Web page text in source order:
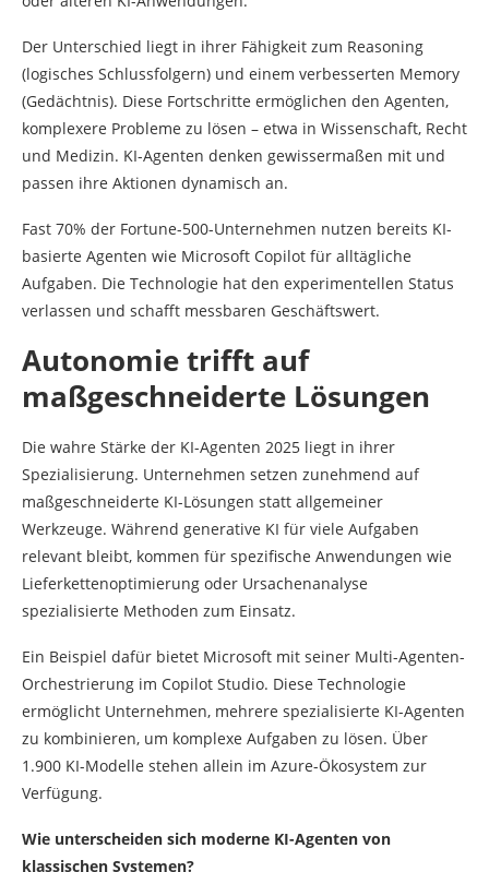
Der Unterschied liegt in ihrer Fähigkeit zum Reasoning
(logisches Schlussfolgern) und einem verbesserten Memory
(Gedächtnis). Diese Fortschritte ermöglichen den Agenten,
komplexere Probleme zu lösen – etwa in Wissenschaft, Recht
und Medizin. KI-Agenten denken gewissermaßen mit und
passen ihre Aktionen dynamisch an.
Fast 70% der Fortune-500-Unternehmen nutzen bereits KI-
basierte Agenten wie Microsoft Copilot für alltägliche
Aufgaben. Die Technologie hat den experimentellen Status
verlassen und schafft messbaren Geschäftswert.
Autonomie trifft auf
maßgeschneiderte Lösungen
Die wahre Stärke der KI-Agenten 2025 liegt in ihrer
Spezialisierung. Unternehmen setzen zunehmend auf
maßgeschneiderte KI-Lösungen statt allgemeiner
Werkzeuge. Während generative KI für viele Aufgaben
relevant bleibt, kommen für spezifische Anwendungen wie
Lieferkettenoptimierung oder Ursachenanalyse
spezialisierte Methoden zum Einsatz.
Ein Beispiel dafür bietet Microsoft mit seiner Multi-Agenten-
Orchestrierung im Copilot Studio. Diese Technologie
ermöglicht Unternehmen, mehrere spezialisierte KI-Agenten
zu kombinieren, um komplexe Aufgaben zu lösen. Über
1.900 KI-Modelle stehen allein im Azure-Ökosystem zur
Verfügung.
Wie unterscheiden sich moderne KI-Agenten von
klassischen Systemen?